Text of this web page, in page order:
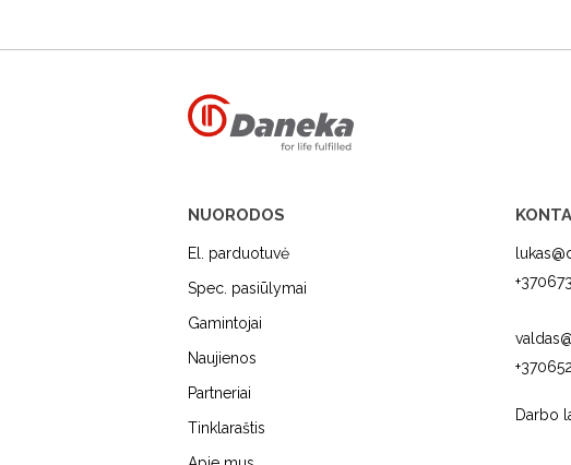
NUORODOS
El. parduotuvė
Spec. pasiūlymai
Gamintojai
DUNAVOX
Naujienos
Partneriai
Tinklaraštis
Darbo